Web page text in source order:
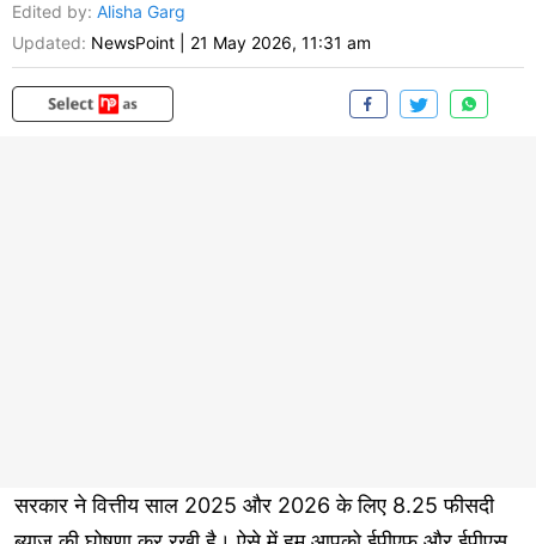
Edited by: Alisha Garg
Updated: NewsPoint 21 May 2026, 11:31 am
सरकार ने वित्तीय साल 2025 और 2026 के लिए 8.25 फीसदी